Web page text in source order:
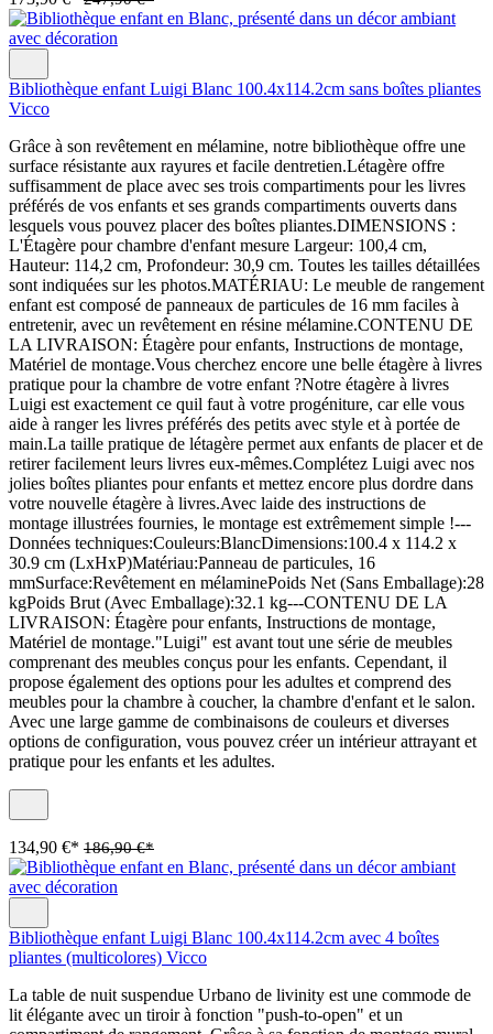
Bibliothèque enfant Luigi Blanc 100.4x114.2cm sans boîtes pliantes
Vicco
Grâce à son revêtement en mélamine, notre bibliothèque offre une
surface résistante aux rayures et facile dentretien.Létagère offre
suffisamment de place avec ses trois compartiments pour les livres
préférés de vos enfants et ses grands compartiments ouverts dans
lesquels vous pouvez placer des boîtes pliantes.DIMENSIONS :
L'Étagère pour chambre d'enfant mesure Largeur: 100,4 cm,
Hauteur: 114,2 cm, Profondeur: 30,9 cm. Toutes les tailles détaillées
sont indiquées sur les photos.MATÉRIAU: Le meuble de rangement
enfant est composé de panneaux de particules de 16 mm faciles à
entretenir, avec un revêtement en résine mélamine.CONTENU DE
LA LIVRAISON: Étagère pour enfants, Instructions de montage,
Matériel de montage.Vous cherchez encore une belle étagère à livres
pratique pour la chambre de votre enfant ?Notre étagère à livres
Luigi est exactement ce quil faut à votre progéniture, car elle vous
aide à ranger les livres préférés des petits avec style et à portée de
main.La taille pratique de létagère permet aux enfants de placer et de
retirer facilement leurs livres eux-mêmes.Complétez Luigi avec nos
jolies boîtes pliantes pour enfants et mettez encore plus dordre dans
votre nouvelle étagère à livres.Avec laide des instructions de
montage illustrées fournies, le montage est extrêmement simple !---
Données techniques:Couleurs:BlancDimensions:100.4 x 114.2 x
30.9 cm (LxHxP)Matériau:Panneau de particules, 16
mmSurface:Revêtement en mélaminePoids Net (Sans Emballage):28
kgPoids Brut (Avec Emballage):32.1 kg---CONTENU DE LA
LIVRAISON: Étagère pour enfants, Instructions de montage,
Matériel de montage."Luigi" est avant tout une série de meubles
comprenant des meubles conçus pour les enfants. Cependant, il
propose également des options pour les adultes et comprend des
meubles pour la chambre à coucher, la chambre d'enfant et le salon.
Avec une large gamme de combinaisons de couleurs et diverses
options de configuration, vous pouvez créer un intérieur attrayant et
pratique pour les enfants et les adultes.
134,90 €* 186,90 €*
Bibliothèque enfant Luigi Blanc 100.4x114.2cm avec 4 boîtes
pliantes (multicolores) Vicco
La table de nuit suspendue Urbano de livinity est une commode de
lit élégante avec un tiroir à fonction "push-to-open" et un